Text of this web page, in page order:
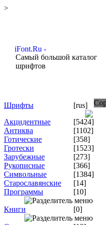
>
Самый большой каталог
шрифтов
Шрифты
[rus]
Акцидентные
[5424]
Антиква
[1102]
Готические
[358]
Гротески
[1523]
Зарубежные
[273]
Рукописные
[366]
Символьные
[1384]
Старославянские
[14]
Программы
[10]
Книги [0]